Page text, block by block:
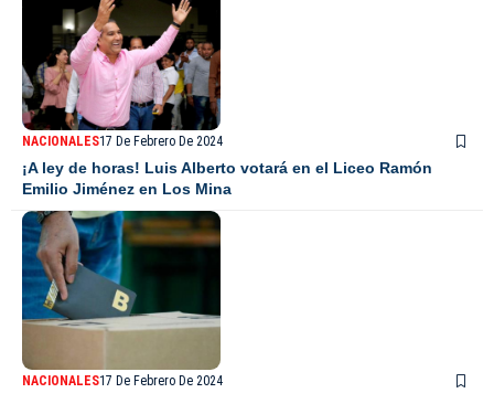
NACIONALES17 De Febrero De 2024
¡A ley de horas! Luis Alberto votará en el Liceo Ramón
Emilio Jiménez en Los Mina
NACIONALES17 De Febrero De 2024